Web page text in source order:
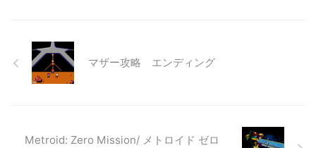
マザー攻略 エンディング
Metroid: Zero Mission/ メトロイド ゼロ